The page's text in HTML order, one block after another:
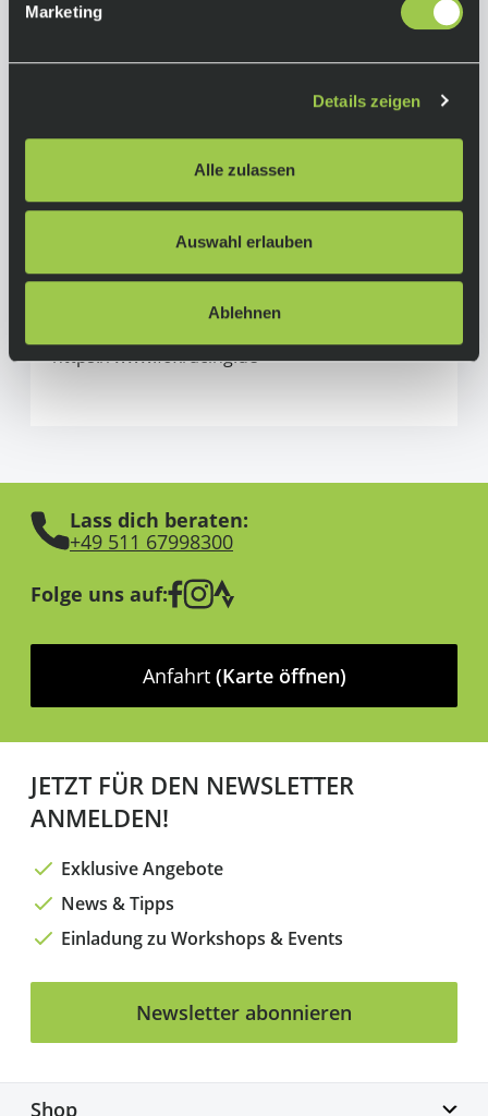
Marketing
Details zeigen
Alle zulassen
Auswahl erlauben
Ablehnen
Alle Produkte von Fox Racing
Adventure Sports Group Europe S.L.U.
C/Canudas, 13 (P.E. Mas Blau)
https://www.foxracing.de
Lass dich beraten:
+49 511 67998300
Folge uns auf:
Anfahrt (Karte öffnen)
JETZT FÜR DEN NEWSLETTER
ANMELDEN!
Exklusive Angebote
News & Tipps
Einladung zu Workshops & Events
Newsletter abonnieren
Shop